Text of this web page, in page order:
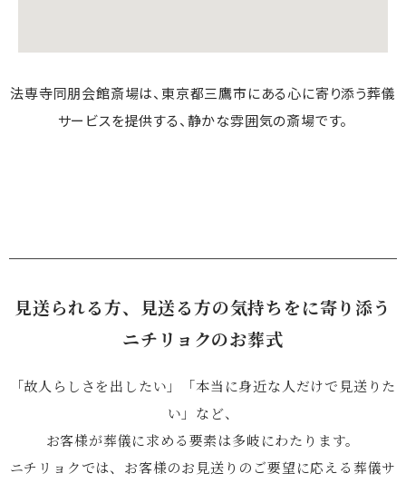
法専寺同朋会館斎場は、東京都三鷹市にある心に寄り添う葬儀
サービスを提供する、静かな雰囲気の斎場です。
見送られる方、見送る方の気持ちをに寄り添う
ニチリョクのお葬式
「故人らしさを出したい」「本当に身近な人だけで見送りた
い」など、
お客様が葬儀に求める要素は多岐にわたります。
ニチリョクでは、お客様のお見送りのご要望に応える葬儀サ